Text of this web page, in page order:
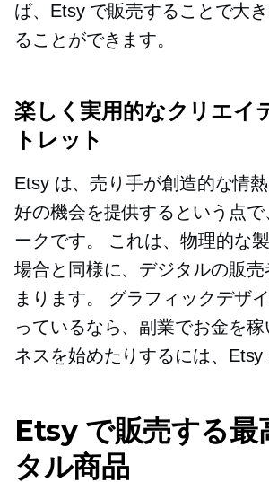
ば、Etsy で販売することで大
ることができます。
楽しく実用的なクリエイ
トレット
Etsy は、売り手が創造的な情
好の機会を提供するという点で
ークです。 これは、物理的な
場合と同様に、デジタルの販売
まります。 グラフィックデザ
っているなら、副業でお金を
ネスを始めたりするには、Etsy
Etsy で販売する最
タル商品